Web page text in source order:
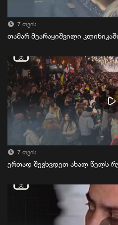
7 თვის
თამარ მეარაყიშვილი
7 თვის
ერთად შევხვდეთ ახალ წელს